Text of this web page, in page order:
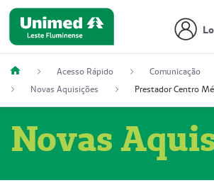
Acesso Rápido
Comunicação
Novas Aquisições
Novas